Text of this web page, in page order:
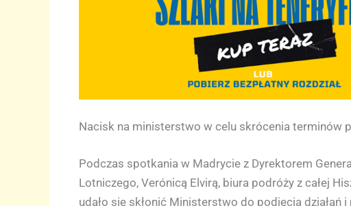
Nacisk na ministerstwo w celu skrócenia terminów
Podczas spotkania w Madrycie z Dyrektorem
Lotniczego, Verónicą Elvirą, biura podróży z całej
udało się skłonić Ministerstwo do podjęcia